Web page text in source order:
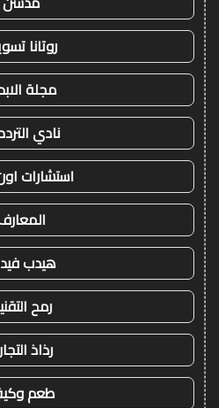
روتانا
مجلة
نادي
استشارات
هيدب
رمح
رذاذ
طعم